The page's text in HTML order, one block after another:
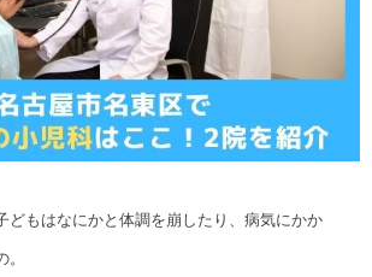
どもはなにかと体調を崩したり、病気にかか